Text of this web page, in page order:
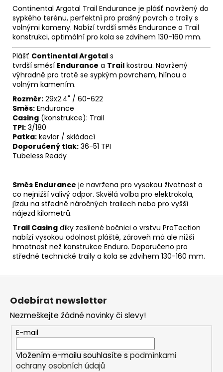
Continental Argotal Trail Endurance je plášť navržený do
sypkého terénu, perfektní pro prašný povrch a traily s
volnými kameny. Nabízí tvrdší směs Endurance a Trail
konstrukci, optimální pro kola se zdvihem 130-160 mm.
Plášť Continental Argotal s
tvrdší směsí Endurance a Trail kostrou. Navržený
výhradně pro tratě se sypkým povrchem, hlínou a
volným kamením.
Rozměr: 29x2.4" / 60-622
Směs: Endurance
Casing (konstrukce): Trail
TPI: 3/180
Patka: kevlar / skládací
Doporučený tlak: 36-51 TPI
Tubeless Ready
Směs Endurance je navržena pro vysokou životnost a
co nejnižší valivý odpor. Skvělá volba pro elektrokola,
jízdu na středně náročných trailech nebo pro vyšší
nájezd kilometrů.
Trail Casing díky zesílené bočnici o vrstvu ProTection
nabízí vysokou odolnost pláště, zároveň má ale nižší
hmotnost než konstrukce Enduro. Doporučeno pro
středně technické traily a kola se zdvihem 130-160 mm.
69
990
Kč
Původně:
99
990
Kč
Z
Odebírat newsletter
Nezmeškejte žádné novinky či slevy!
E-mail
Vložením e-mailu souhlasíte s podmínkami
ochrany osobních údajů